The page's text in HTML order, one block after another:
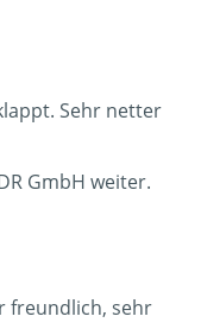
Sehr netter
GmbH weiter.
freundlich, sehr